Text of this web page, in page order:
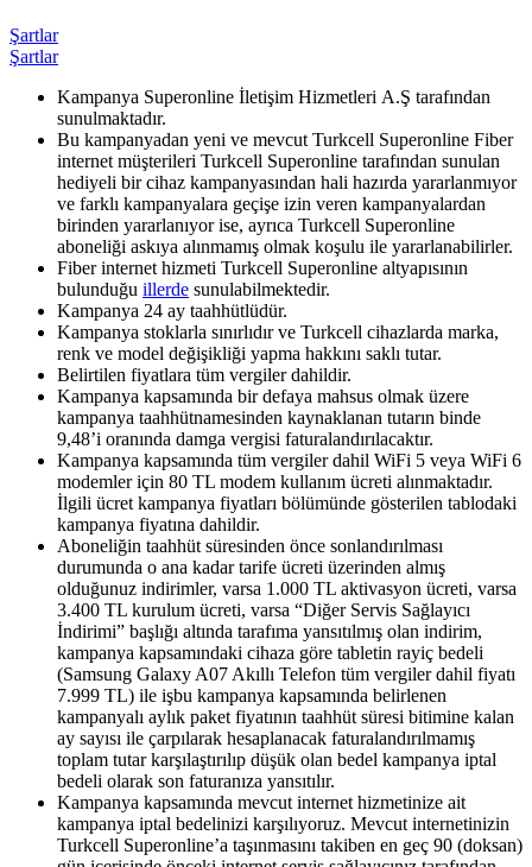
Şartlar
Şartlar
​Kampanya Superonline İletişim Hizmetleri A.Ş tarafından
sunulmaktadır.
Bu kampanyadan yeni ve mevcut Turkcell Superonline Fiber
internet müşterileri Turkcell Superonline tarafından sunulan
hediyeli bir cihaz kampanyasından hali hazırda yararlanmıyor
ve farklı kampanyalara geçişe izin veren kampanyalardan
birinden yararlanıyor ise, ayrıca Turkcell Superonline
aboneliği askıya alınmamış olmak koşulu ile yararlanabilirler.
Fiber internet hizmeti Turkcell Superonline altyapısının
bulunduğu illerde ​ sunulabilmektedir.
Kampanya 24 ay taahhütlüdür.
Kampanya stoklarla sınırlıdır ve Turkcell cihazlarda marka,
renk ve model değişikliği yapma hakkını saklı tutar.
Belirtilen fiyatlara tüm vergiler dahildir.
Kampanya kapsamında bir defaya mahsus olmak üzere
kampanya taahhütnamesinden kaynaklanan tutarın binde
9,48’i oranında damga vergisi faturalandırılacaktır.
Kampanya kapsamında tüm vergiler dahil WiFi 5 veya WiFi 6
modemler için 80 TL modem kullanım ücreti alınmaktadır.
İlgili ücret kampanya fiyatları bölümünde gösterilen tablodaki
kampanya fiyatına dahildir.
Aboneliğin taahhüt süresinden önce sonlandırılması
durumunda o ana kadar tarife ücreti üzerinden almış
olduğunuz indirimler, varsa 1.000 TL aktivasyon ücreti, varsa
3.400 TL kurulum ücreti, varsa “Diğer Servis Sağlayıcı
İndirimi” başlığı altında tarafıma yansıtılmış olan indirim,
kampanya kapsamındaki cihaza göre tabletin rayiç bedeli
(Samsung Galaxy A07 Akıllı Telefon tüm vergiler dahil fiyatı
7.999 TL) ile işbu kampanya kapsamında belirlenen
kampanyalı aylık paket fiyatının taahhüt süresi bitimine kalan
ay sayısı ile çarpılarak hesaplanacak faturalandırılmamış
toplam tutar karşılaştırılıp düşük olan bedel kampanya iptal
bedeli olarak son faturanıza yansıtılır.
Kampanya kapsamında mevcut internet hizmetinize ait
kampanya iptal bedelinizi karşılıyoruz. Mevcut internetinizin
Turkcell Superonline’a taşınmasını takiben en geç 90 (doksan)